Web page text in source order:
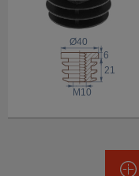
6
21
M10
Ø40